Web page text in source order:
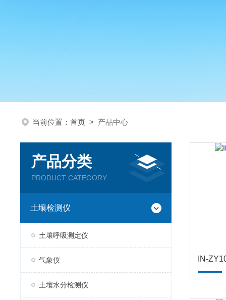
当前位置： 首页 > 产品中心
产品分类
PRODUCT CATEGORY
土壤检测仪
土壤呼吸测定仪
气象仪
土壤水分检测仪
IN-